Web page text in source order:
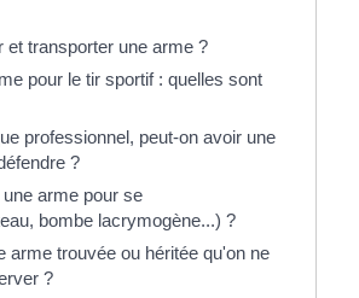
et transporter une arme ?
pour le tir sportif : quelles sont
professionnel, peut-on avoir une
?
arme pour se
bombe lacrymogène...) ?
arme trouvée ou héritée qu'on ne
?